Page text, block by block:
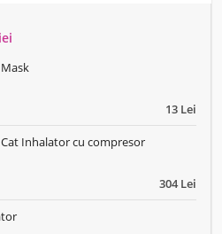
13 Lei
304 Lei
Inhalator cu compresor